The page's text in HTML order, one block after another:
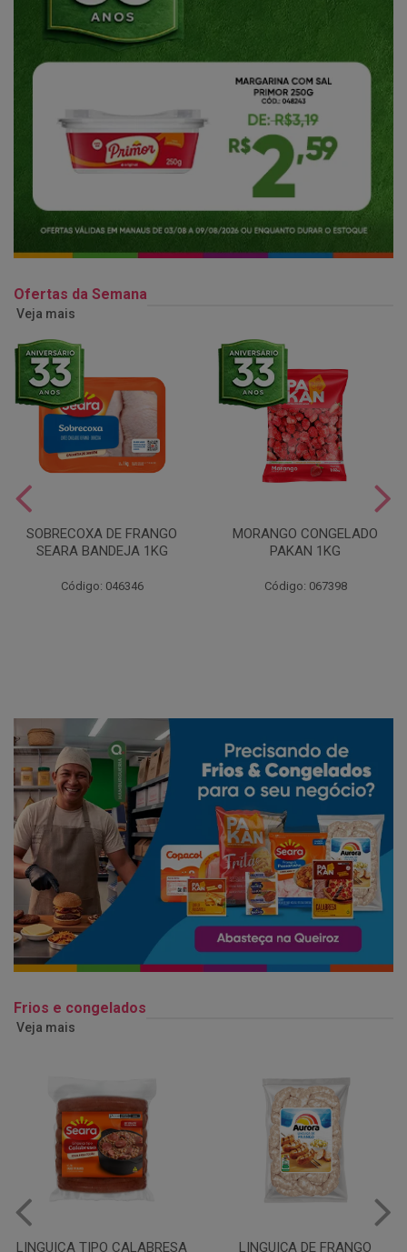
Ofertas da Semana
Veja mais
SOBRECOXA DE FRANGO
SEARA BANDEJA 1KG
Código: 046346
MORANGO CONGELADO
PAKAN 1KG
Código: 067398
Frios e congelados
Veja mais
LINGUIÇA DE FRANGO QUEIJO MUSSARELA